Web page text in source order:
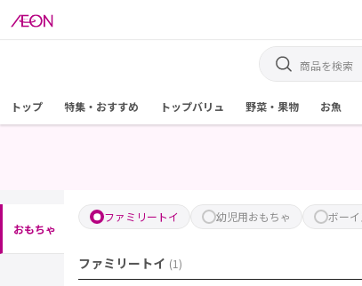
トップ 特集・おすすめ トップバリュ 野菜・果物 お魚
おもちゃ
ファミリートイ 幼児用おもちゃ ボー
ファミリートイ (1)